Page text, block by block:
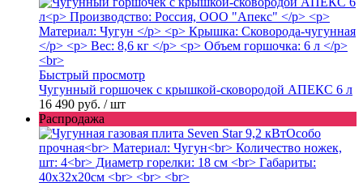
Быстрый просмотр
Чугунный горшочек с крышкой-сковородой АПЕКС 6 л
16 490 руб. / шт
Распродажа